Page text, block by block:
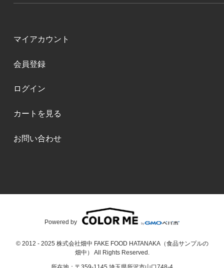
マイアカウント
会員登録
ログイン
カートを見る
お問い合わせ
© 2012 - 2025 株式会社畑中 FAKE FOOD HATANAKA（食品サンプルの
畑中） All Rights Reserved.
Powered by